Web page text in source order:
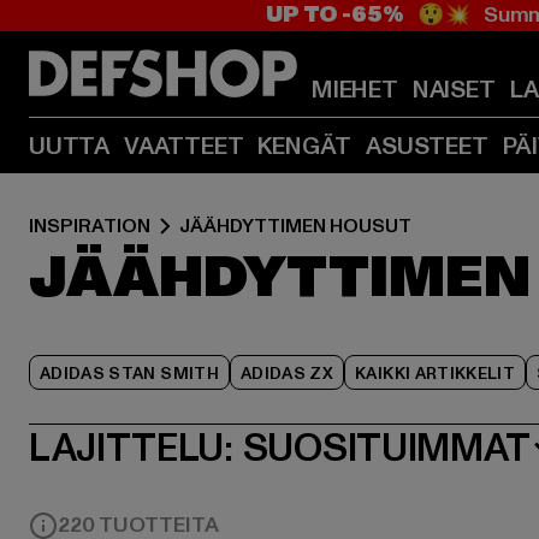
UP TO -65% 😲💥
MIEHET NAISET
UUTTA VAATTEET KENGÄT ASUSTEET
INSPIRATION JÄÄHDYTTIMEN HOUSUT
ADIDAS STAN SMITH ADIDAS ZX KAIKKI ARTIKKELIT
LAJITTELU: SUOSITUIMMAT
220 TUOTTEITA